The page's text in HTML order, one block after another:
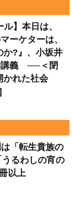
】本日は、
ーケターは、
か?』、小坂井
講義 ──＜閉
かれた社会
「転生貴族の
るわしの宵の
以上